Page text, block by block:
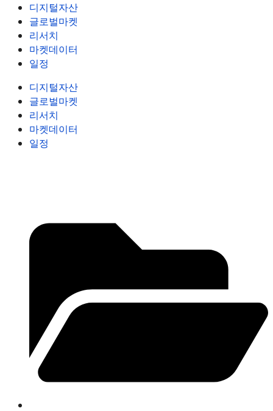
디지털자산
글로벌마켓
리서치
마켓데이터
일정
디지털자산
글로벌마켓
리서치
마켓데이터
일정